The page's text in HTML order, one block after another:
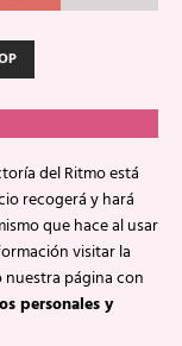
del Ritmo está
recogerá y hará
que hace al usar
visitar la
página con
personales y